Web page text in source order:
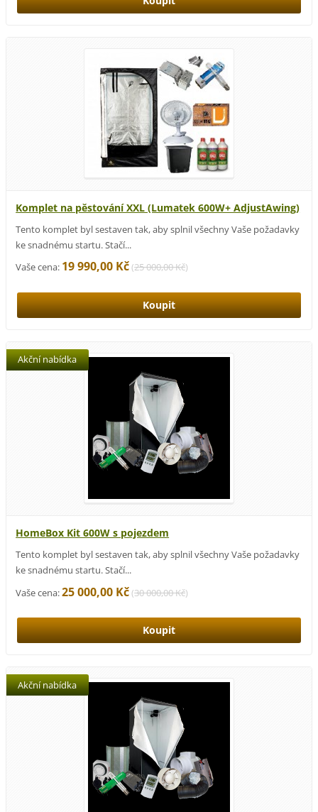
Komplet na pěstování XXL (Lumatek 600W+ AdjustAwing)
Tento komplet byl sestaven tak, aby splnil všechny Vaše požadavky
ke snadnému startu. Stačí...
Vaše cena: 19 990,00 Kč(25 000,00 Kč)
HomeBox Kit 600W s pojezdem
Akční nabídka
Tento komplet byl sestaven tak, aby splnil všechny Vaše požadavky
ke snadnému startu. Stačí...
Vaše cena:25 000,00 Kč(30 000,00 Kč)
Akční nabídka